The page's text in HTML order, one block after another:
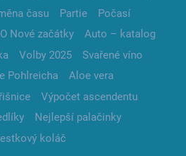
času Partie
Počasí
Nové začátky
Auto – katalog
Volby 2025
Svařené víno
Pohlreicha
Aloe vera
Výpočet ascendentu
Nejlepší palačinky
koláč